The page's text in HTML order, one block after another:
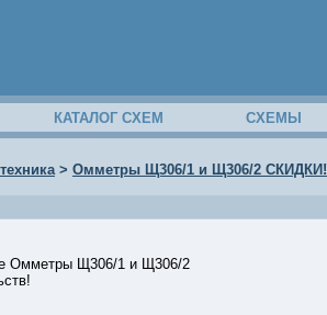
КАТАЛОГ СХЕМ СХЕМЫ
> Омметры Щ306/1 и Щ306/2 СКИДКИ!
Омметры Щ306/1 и Щ306/2